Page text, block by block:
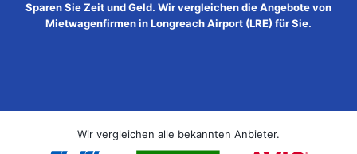
Sparen Sie Zeit und Geld. Wir vergleichen die Angebote von
Mietwagenfirmen in Longreach Airport (LRE) für Sie.
Wir vergleichen alle bekannten Anbieter.